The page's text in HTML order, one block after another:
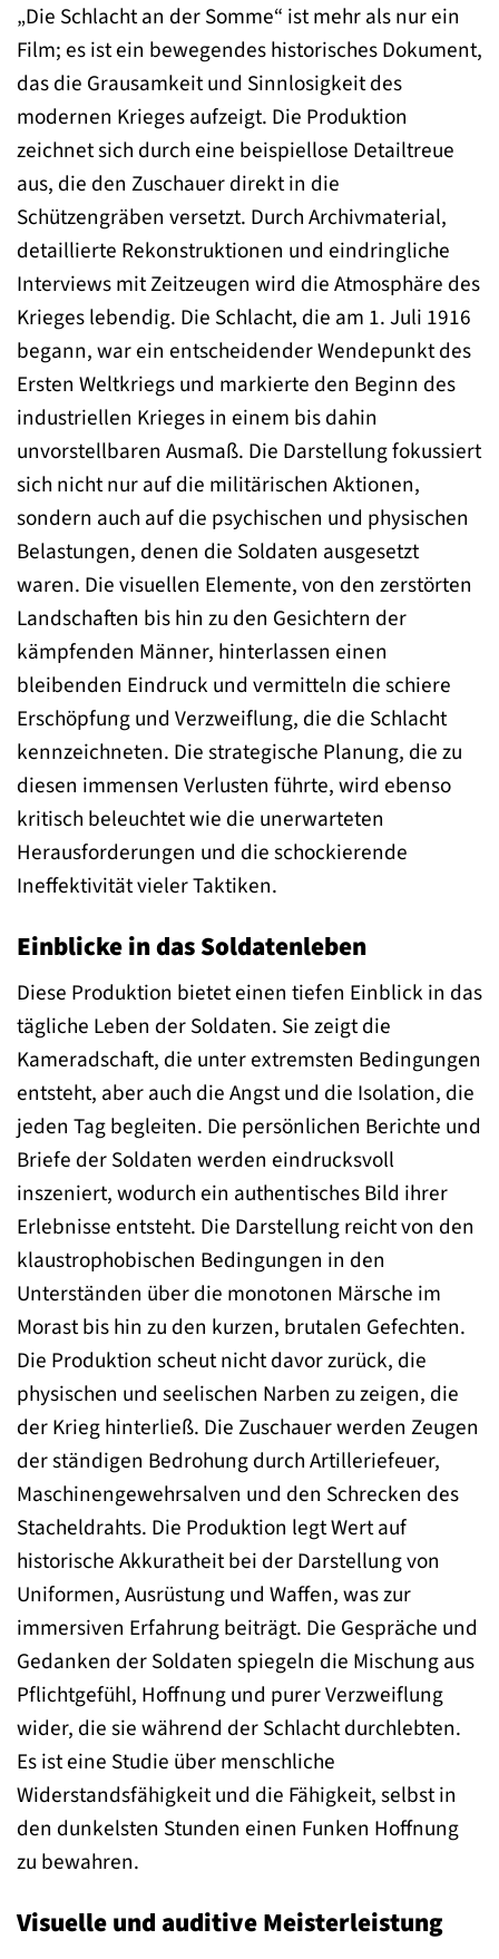
„Die Schlacht an der Somme“ ist mehr als nur ein
Film; es ist ein bewegendes historisches Dokument,
das die Grausamkeit und Sinnlosigkeit des
modernen Krieges aufzeigt. Die Produktion
zeichnet sich durch eine beispiellose Detailtreue
aus, die den Zuschauer direkt in die
Schützengräben versetzt. Durch Archivmaterial,
detaillierte Rekonstruktionen und eindringliche
Interviews mit Zeitzeugen wird die Atmosphäre des
Krieges lebendig. Die Schlacht, die am 1. Juli 1916
begann, war ein entscheidender Wendepunkt des
Ersten Weltkriegs und markierte den Beginn des
industriellen Krieges in einem bis dahin
unvorstellbaren Ausmaß. Die Darstellung fokussiert
sich nicht nur auf die militärischen Aktionen,
sondern auch auf die psychischen und physischen
Belastungen, denen die Soldaten ausgesetzt
waren. Die visuellen Elemente, von den zerstörten
Landschaften bis hin zu den Gesichtern der
kämpfenden Männer, hinterlassen einen
bleibenden Eindruck und vermitteln die schiere
Erschöpfung und Verzweiflung, die die Schlacht
kennzeichneten. Die strategische Planung, die zu
diesen immensen Verlusten führte, wird ebenso
kritisch beleuchtet wie die unerwarteten
Herausforderungen und die schockierende
Ineffektivität vieler Taktiken.
Einblicke in das Soldatenleben
Diese Produktion bietet einen tiefen Einblick in das
tägliche Leben der Soldaten. Sie zeigt die
Kameradschaft, die unter extremsten Bedingungen
entsteht, aber auch die Angst und die Isolation, die
jeden Tag begleiten. Die persönlichen Berichte und
Briefe der Soldaten werden eindrucksvoll
inszeniert, wodurch ein authentisches Bild ihrer
Erlebnisse entsteht. Die Darstellung reicht von den
klaustrophobischen Bedingungen in den
Unterständen über die monotonen Märsche im
Morast bis hin zu den kurzen, brutalen Gefechten.
Die Produktion scheut nicht davor zurück, die
physischen und seelischen Narben zu zeigen, die
der Krieg hinterließ. Die Zuschauer werden Zeugen
der ständigen Bedrohung durch Artilleriefeuer,
Maschinengewehrsalven und den Schrecken des
Stacheldrahts. Die Produktion legt Wert auf
historische Akkuratheit bei der Darstellung von
Uniformen, Ausrüstung und Waffen, was zur
immersiven Erfahrung beiträgt. Die Gespräche und
Gedanken der Soldaten spiegeln die Mischung aus
Pflichtgefühl, Hoffnung und purer Verzweiflung
wider, die sie während der Schlacht durchlebten.
Es ist eine Studie über menschliche
Widerstandsfähigkeit und die Fähigkeit, selbst in
den dunkelsten Stunden einen Funken Hoffnung
zu bewahren.
Visuelle und auditive Meisterleistung